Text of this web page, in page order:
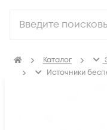
Каталог
Источники